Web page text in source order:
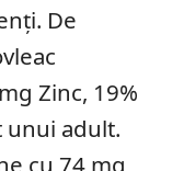
De
Zinc, 19%
unui adult.
cu 74 mg